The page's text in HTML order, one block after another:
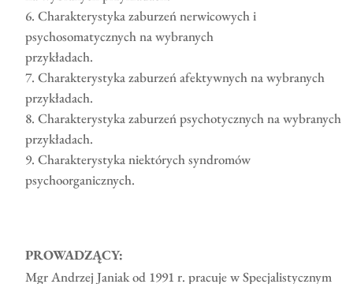
6. Charakterystyka zaburzeń nerwicowych i
psychosomatycznych na wybranych
przykładach.
7. Charakterystyka zaburzeń afektywnych na wybranych
przykładach.
8. Charakterystyka zaburzeń psychotycznych na wybranych
przykładach.
9. Charakterystyka niektórych syndromów
psychoorganicznych.
PROWADZĄCY:
Mgr Andrzej Janiak od 1991 r. pracuje w Specjalistycznym